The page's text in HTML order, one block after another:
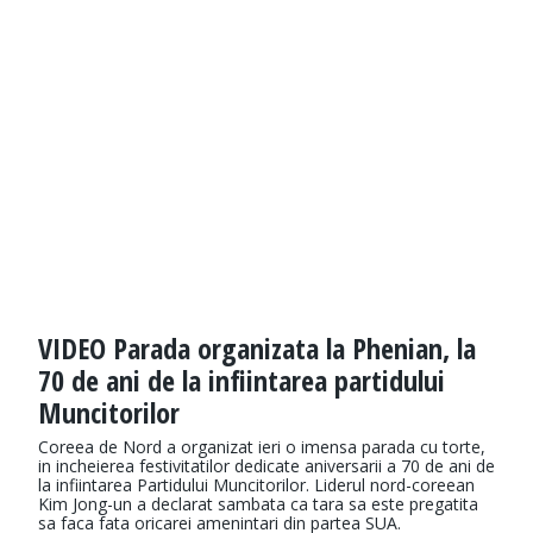
VIDEO Parada organizata la Phenian, la
70 de ani de la infiintarea partidului
Muncitorilor
Coreea de Nord a organizat ieri o imensa parada cu torte,
in incheierea festivitatilor dedicate aniversarii a 70 de ani de
la infiintarea Partidului Muncitorilor. Liderul nord-coreean
Kim Jong-un a declarat sambata ca tara sa este pregatita
sa faca fata oricarei amenintari din partea SUA.